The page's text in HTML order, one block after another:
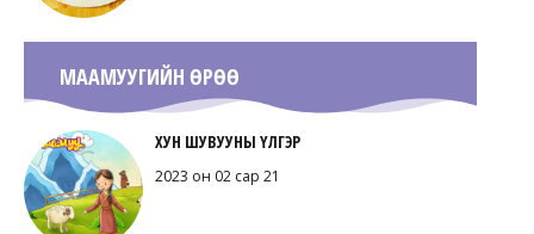
МААМУУГИЙН ӨРӨӨ
ХУН ШУВУУНЫ ҮЛГЭР
2023 он 02 сар 21